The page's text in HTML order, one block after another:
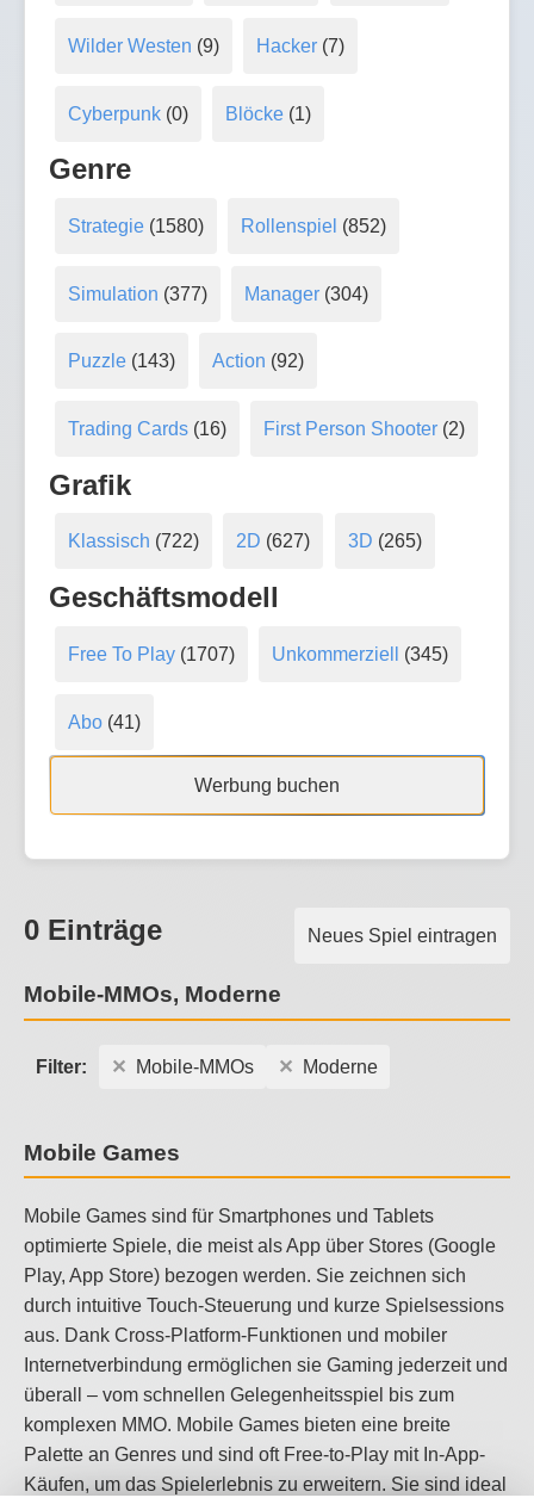
Wilder Westen (9) Hacker (7)
Cyberpunk(0) Blöcke (1)
Genre
Strategie(1580) Rollenspiel (852)
Simulation (377) Manager (304)
Puzzle(143) Action (92)
Trading Cards(16) First Person Shooter (2)
Grafik
Klassisch (722) 2D (627) 3D (265)
Geschäftsmodell
Free To Play(1707) Unkommerziell (345)
Abo(41)
Werbung buchen
Neues Spiel eintragen
0 Einträge
Mobile-MMOs, Moderne
Filter: Mobile-MMOs Moderne
Mobile Games
Mobile Games sind für Smartphones und Tablets
optimierte Spiele, die meist als App über Stores (Google
Play, App Store) bezogen werden. Sie zeichnen sich
durch intuitive Touch-Steuerung und kurze Spielsessions
aus. Dank Cross-Platform-Funktionen und mobiler
Internetverbindung ermöglichen sie Gaming jederzeit und
überall – vom schnellen Gelegenheitsspiel bis zum
komplexen MMO. Mobile Games bieten eine breite
Palette an Genres und sind oft Free-to-Play mit In-App-
Käufen, um das Spielerlebnis zu erweitern. Sie sind ideal